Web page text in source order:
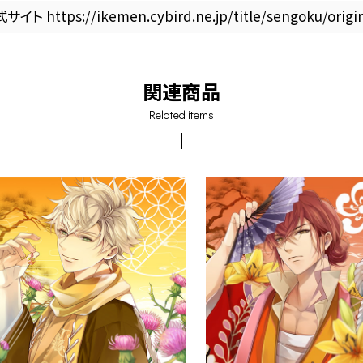
サイト https://ikemen.cybird.ne.jp/title/sengoku/
関連商品
Related items